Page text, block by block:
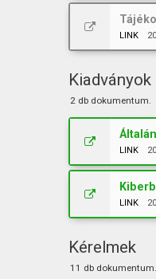
LINK
Kiadványok
2 db dokumentum.
LINK
LINK
Kérelmek
11 db dokumentum.